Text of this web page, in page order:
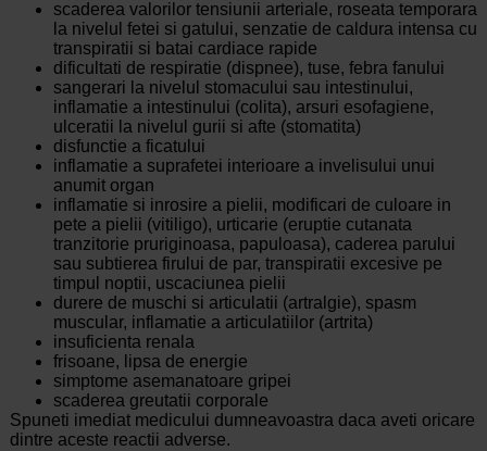
scaderea valorilor tensiunii arteriale, roseata temporara
la nivelul fetei si gatului, senzatie de caldura intensa cu
transpiratii si batai cardiace rapide
dificultati de respiratie (dispnee), tuse, febra fanului
sangerari la nivelul stomacului sau intestinului,
inflamatie a intestinului (colita), arsuri esofagiene,
ulceratii la nivelul gurii si afte (stomatita)
disfunctie a ficatului
inflamatie a suprafetei interioare a invelisului unui
anumit organ
inflamatie si inrosire a pielii, modificari de culoare in
pete a pielii (vitiligo), urticarie (eruptie cutanata
tranzitorie pruriginoasa, papuloasa), caderea parului
sau subtierea firului de par, transpiratii excesive pe
timpul noptii, uscaciunea pielii
durere de muschi si articulatii (artralgie), spasm
muscular, inflamatie a articulatiilor (artrita)
insuficienta renala
frisoane, lipsa de energie
simptome asemanatoare gripei
scaderea greutatii corporale
Spuneti imediat medicului dumneavoastra daca aveti oricare
dintre aceste reactii adverse.